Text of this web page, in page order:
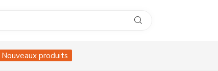
Nouveaux produits